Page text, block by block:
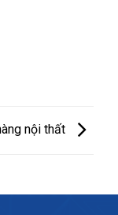
nội thất